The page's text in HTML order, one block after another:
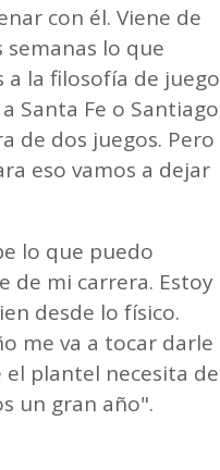
con él. Viene de
lo que
la filosofía de juego
Santa Fe o Santiago
de dos juegos. Pero
eso vamos a dejar
lo que puedo
de mi carrera. Estoy
desde lo físico.
me va a tocar darle
plantel necesita de
un gran año".